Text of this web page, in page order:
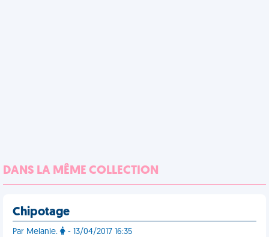
DANS LA MÊME COLLECTION
Chipotage
Par Melanie. - 13/04/2017 16:35